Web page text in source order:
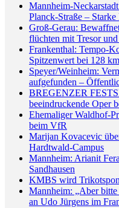
Mannheim-
Planck-Straße –
Groß-Gerau:
flüchten mit Tresor
Frankenthal: Tempo-
Spitzenwert bei 128
Speyer/Weinheim:
aufgefunden –
BREGENZER
beeindruckende Oper
Ehemaliger Waldhof-
beim VfR
Marijan Kovacevic
Hardtwald-Campus
Mannheim: Arianit
Sandhausen
KMBS wird
Mannheim: „Aber
an Udo Jürgens im